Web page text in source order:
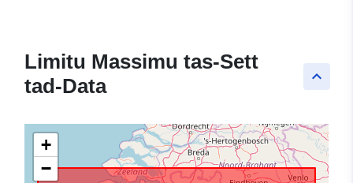
keyboard_arrow_up
Limitu Massimu tas-Sett
tad-Data
+
−